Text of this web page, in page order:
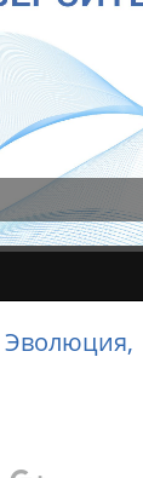
Эволюция,